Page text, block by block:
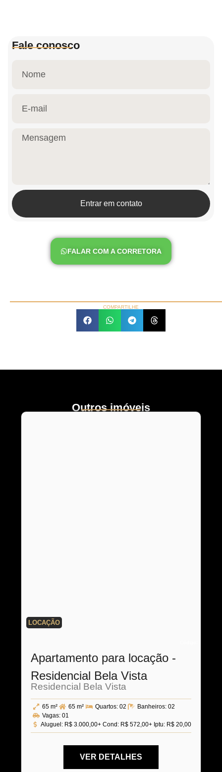
Fale conosco
Entrar em contato
FALAR COM A CORRETORA
COMPARTILHE
Outros imóveis
LOCAÇÃO
Apartamento para locação -
Residencial Bela Vista
Residencial Bela Vista
65 m² 65 m² Quartos: 02 Banheiros: 02
Vagas: 01
Aluguel: R$ 3.000,00+ Cond: R$ 572,00+ Iptu: R$ 20,00
VER DETALHES